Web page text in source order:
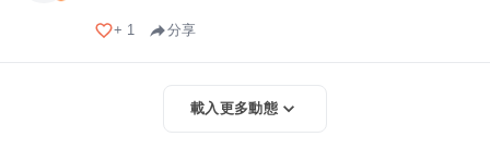
+ 1 分享
載入更多動態